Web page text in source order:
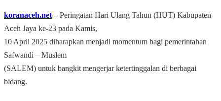
koranaceh.net ‒ Peringatan Hari Ulang Tahun (HUT) Kabupaten
Aceh Jaya ke-23 pada Kamis,
10 April 2025 diharapkan menjadi momentum bagi pemerintahan
Safwandi – Muslem
(SALEM) untuk bangkit mengerjar ketertinggalan di berbagai
bidang.